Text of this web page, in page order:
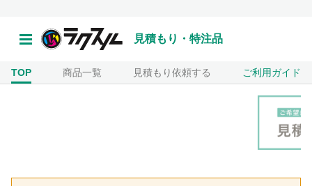
見積もり・特注品
TOP 商品一覧 見積もり依頼する ご利用ガイド